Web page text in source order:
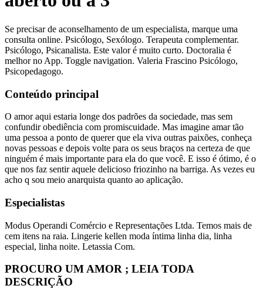
Se precisar de aconselhamento de um especialista, marque uma
consulta online. Psicólogo, Sexólogo. Terapeuta complementar.
Psicólogo, Psicanalista. Este valor é muito curto. Doctoralia é
melhor no App. Toggle navigation. Valeria Frascino Psicólogo,
Psicopedagogo.
Conteúdo principal
O amor aqui estaria longe dos padrões da sociedade, mas sem
confundir obediência com promiscuidade. Mas imagine amar tão
uma pessoa a ponto de querer que ela viva outras paixões, conheça
novas pessoas e depois volte para os seus braços na certeza de que
ninguém é mais importante para ela do que você. E isso é ótimo, é o
que nos faz sentir aquele delicioso friozinho na barriga. As vezes eu
acho q sou meio anarquista quanto ao aplicação.
Especialistas
Modus Operandi Comércio e Representações Ltda. Temos mais de
cem itens na raia. Lingerie kellen moda íntima linha dia, linha
especial, linha noite. Letassia Com.
PROCURO UM AMOR ; LEIA TODA
DESCRIÇÃO